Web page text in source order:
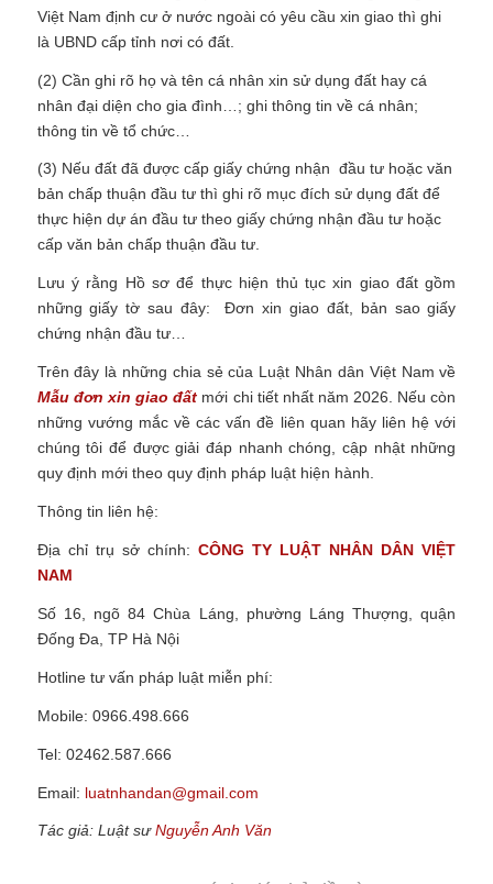
Việt Nam định cư ở nước ngoài có yêu cầu xin giao thì ghi
là UBND cấp tỉnh nơi có đất.
(2) Cần ghi rõ họ và tên cá nhân xin sử dụng đất hay cá
nhân đại diện cho gia đình…; ghi thông tin về cá nhân;
thông tin về tổ chức…
(3) Nếu đất đã được cấp giấy chứng nhận đầu tư hoặc văn
bản chấp thuận đầu tư thì ghi rõ mục đích sử dụng đất để
thực hiện dự án đầu tư theo giấy chứng nhận đầu tư hoặc
cấp văn bản chấp thuận đầu tư.
Lưu ý rằng Hồ sơ để thực hiện thủ tục xin giao đất gồm
những giấy tờ sau đây: Đơn xin giao đất, bản sao giấy
chứng nhận đầu tư…
Trên đây là những chia sẻ của Luật Nhân dân Việt Nam về
Mẫu đơn xin giao đất mới chi tiết nhất năm 2026. Nếu còn
những vướng mắc về các vấn đề liên quan hãy liên hệ với
chúng tôi để được giải đáp nhanh chóng, cập nhật những
quy định mới theo quy định pháp luật hiện hành.
Thông tin liên hệ:
Địa chỉ trụ sở chính: CÔNG TY LUẬT NHÂN DÂN VIỆT
NAM
Số 16, ngõ 84 Chùa Láng, phường Láng Thượng, quận
Đống Đa, TP Hà Nội
Hotline tư vấn pháp luật miễn phí:
Mobile: 0966.498.666
Tel: 02462.587.666
Email: luatnhandan@gmail.com
Tác giả: Luật sưNguyễn Anh Văn